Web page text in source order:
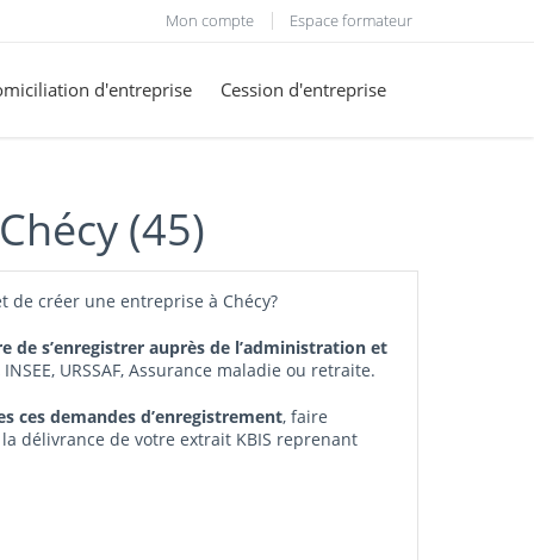
Mon compte Espace formateur
d'entreprise Cession d'entreprise
(45)
de créer une entreprise à Chécy?
de s’enregistrer auprès de l’administration et
URSSAF, Assurance maladie ou retraite.
ces demandes d’enregistrement, faire
délivrance de votre extrait KBIS reprenant